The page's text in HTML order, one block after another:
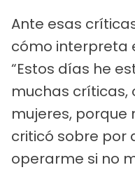
Ante esas
cómo interpreta
“Estos días he
muchas críticas,
mujeres, porque
criticó sobre por
operarme si no